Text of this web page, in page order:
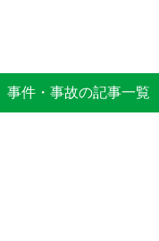
事件・事故の記事一覧